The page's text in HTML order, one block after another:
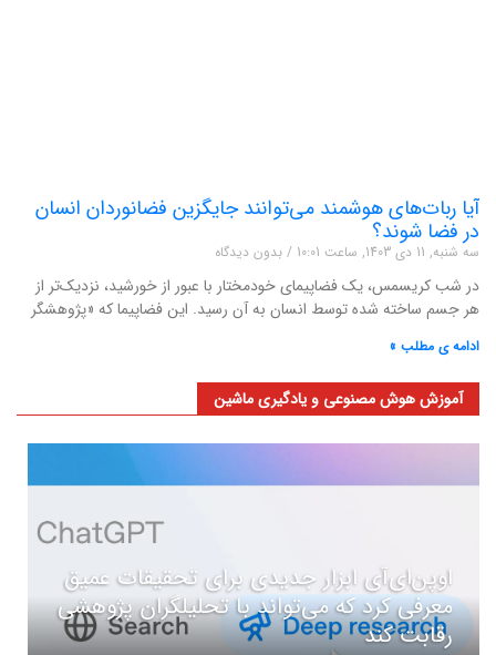
آیا ربات‌های هوشمند می‌توانند جایگزین فضانوردان انسان
در فضا شوند؟
سه شنبه, 11 دی 1403, ساعت 10:01 بدون دیدگاه
در شب کریسمس، یک فضاپیمای خودمختار با عبور از خورشید، نزدیک‌تر از
هر جسم ساخته شده توسط انسان به آن رسید. این فضاپیما که «پژوهشگر
ادامه ی مطلب »
آموزش هوش مصنوعی و یادگیری ماشین
اوپن‌ای‌آی ابزار جدیدی برای تحقیقات عمیق
معرفی کرد که می‌تواند با تحلیلگران پژوهشی
رقابت کند